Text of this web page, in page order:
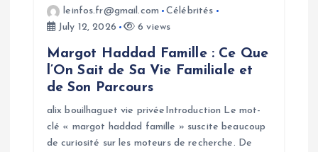
leinfos.fr@gmail.com
Célébrités
July 12, 2026
6 views
Margot Haddad Famille : Ce Que
l’On Sait de Sa Vie Familiale et
de Son Parcours
alix bouilhaguet vie privéeIntroduction Le mot-
clé « margot haddad famille » suscite beaucoup
de curiosité sur les moteurs de recherche. De